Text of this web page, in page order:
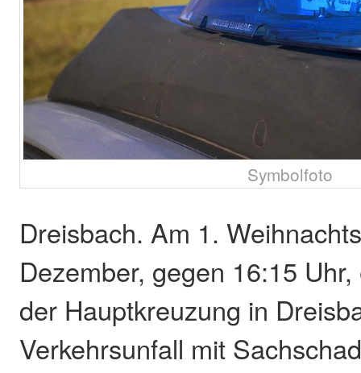
Symbolfoto
Dreisbach. Am 1.
Dezember, gegen 16:15
der Hauptkreuzung in
Verkehrsunfall mit